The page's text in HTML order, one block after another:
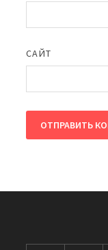
САЙТ